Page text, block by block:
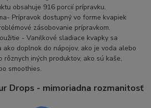
obsahuje 916 porcií prípravku.
Prípravok dostupný vo forme kvapiek
zásobovanie prípravkom.
- Vanilkové sladiace kvapky sa
ako doplnok do nápojov, ako je voda alebo
rôznych iných produktov, ako sú kaše,
smoothies.
Drops - mimoriadna rozmanitosť